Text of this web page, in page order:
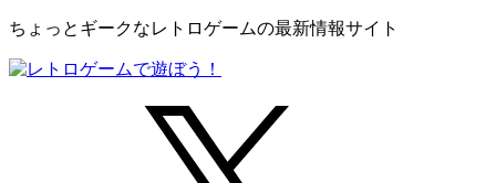
ちょっとギークなレトロゲームの最新情報サイト